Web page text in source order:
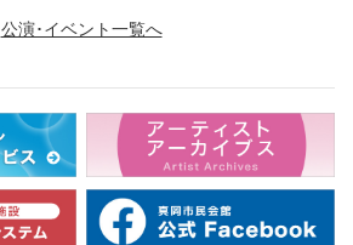
公演･イベント一覧へ